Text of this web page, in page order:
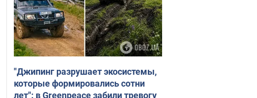
"Джипинг разрушает экосистемы,
которые формировались сотни
лет": в Greenpeace забили тревогу